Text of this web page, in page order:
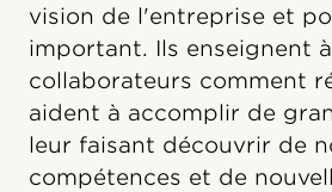
vision de l'entreprise et
important. Ils enseignent
collaborateurs comment
aident à accomplir de
leur faisant découvrir de
compétences et de